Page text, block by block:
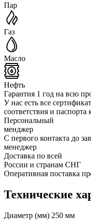
Пар
Газ
Масло
Нефть
Гарантия 1 год на всю
У нас есть все
соответствия и паспорта
Персональный
менджер
С первого контакта до
менеджер
Доставка по всей
России и странам СНГ
Оперативная поставка
Технические
Диаметр (мм) 250 мм